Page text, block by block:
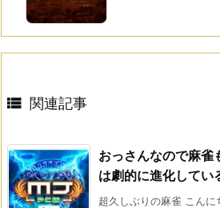
 関連記事
おっさんなので麻雀
は劇的に進化してい
超久しぶりの麻雀 こん